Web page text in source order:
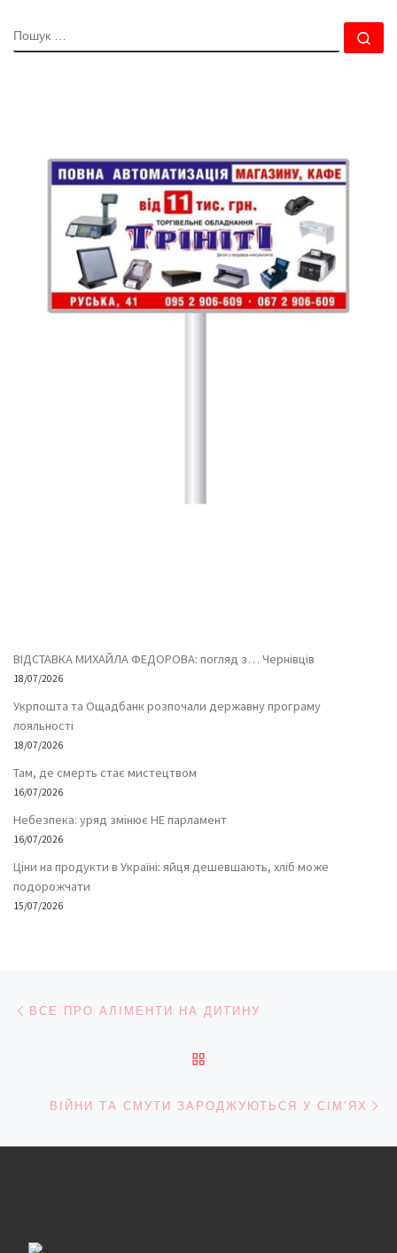
ПОШУК
ВІДСТАВКА МИХАЙЛА ФЕДОРОВА: погляд з… Чернівців
18/07/2026
Укрпошта та Ощадбанк розпочали державну програму
лояльності
18/07/2026
Там, де смерть стає мистецтвом
16/07/2026
Небезпека: уряд змінює НЕ парламент
16/07/2026
Ціни на продукти в Україні: яйця дешевшають, хліб може
подорожчати
15/07/2026
Навігація записів
ВСЕ ПРО АЛІМЕНТИ НА ДИТИНУ
ВІЙНИ ТА СМУТИ ЗАРОДЖУЮТЬСЯ У СІМ’ЯХ